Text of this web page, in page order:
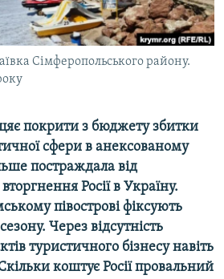
КРИМУ
Сімферопольського району.
покрити з бюджету збитки
сфери в анексованому
постраждала від
Росії в Україну.
півострові фіксують
Через відсутність
туристичного бізнесу навіть
коштує Росії провальний